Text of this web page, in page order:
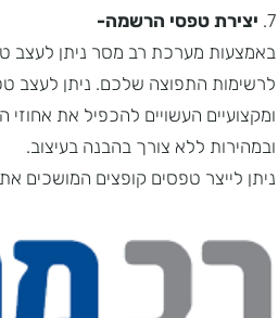
7. יצירת טפסי הרשמה-
באמצעות מערכת רב מסר ניתן לעצב
לרשימות התפוצה שלכם. ניתן לעצב
ומקצועיים העשויים להכפיל את
ובמהירות ללא צורך בהבנה בעיצוב.
ניתן לייצר טפסים קופצים המושכים